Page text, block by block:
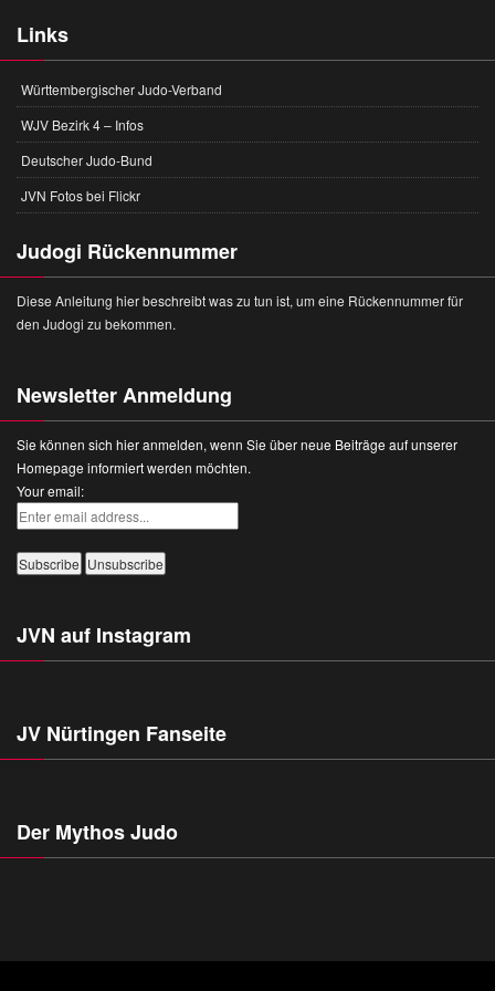
Links
Württembergischer Judo-Verband
WJV Bezirk 4 – Infos
Deutscher Judo-Bund
JVN Fotos bei Flickr
Judogi Rückennummer
Diese Anleitung hier beschreibt was zu tun ist, um eine Rückennummer für
den Judogi zu bekommen.
Newsletter Anmeldung
Sie können sich hier anmelden, wenn Sie über neue Beiträge auf unserer
Homepage informiert werden möchten.
Your email:
JVN auf Instagram
JV Nürtingen Fanseite
Der Mythos Judo